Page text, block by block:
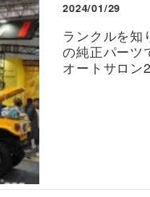
2024/01/29
ランクルを知
の純正パーツ
オートサロン